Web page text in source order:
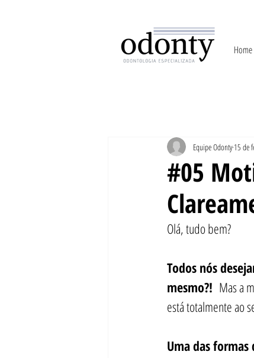
Home
#05
Equipe Odonty 15 de
Olá, tudo bem?
Todos nós
mesmo?! Mas a
está totalmente ao
Uma das formas